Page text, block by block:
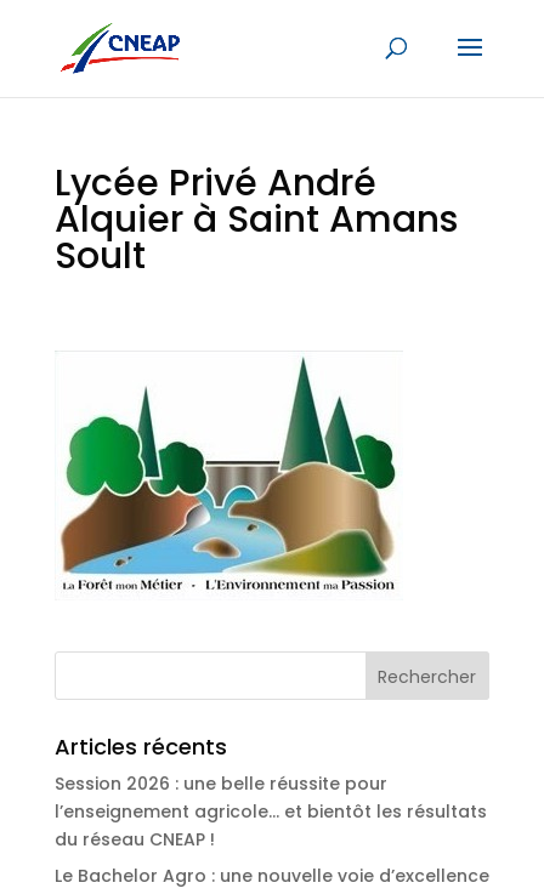
Lycée Privé André
Alquier à Saint Amans
Soult
Articles récents
Session 2026 : une belle réussite pour
l’enseignement agricole… et bientôt les résultats
du réseau CNEAP !
Le Bachelor Agro : une nouvelle voie d’excellence